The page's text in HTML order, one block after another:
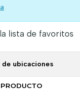
lista de favoritos
ubicaciones